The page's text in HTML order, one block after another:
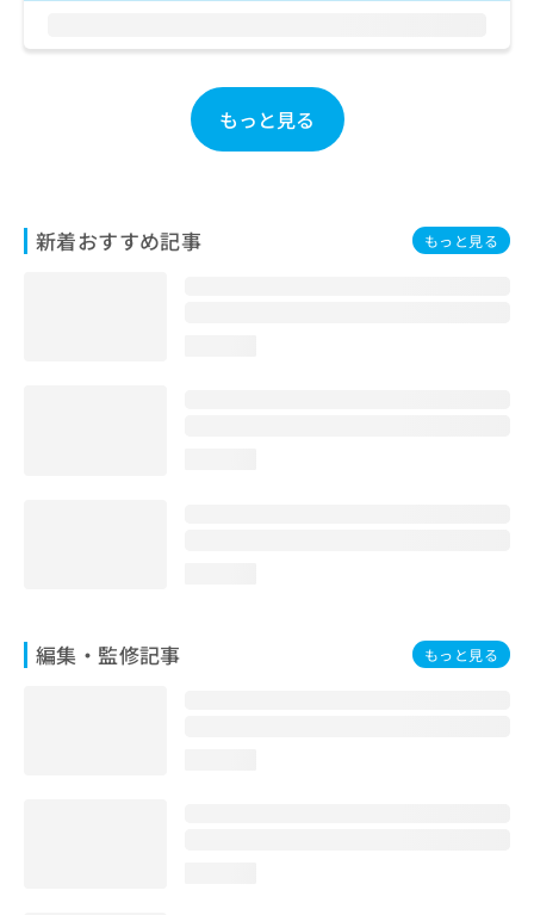
もっと見る
新着おすすめ記事 もっと見る
編集・監修記事 もっと見る
ら